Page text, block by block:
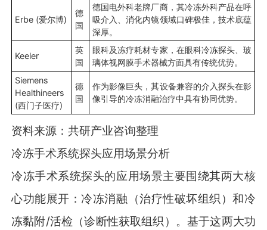
Erbe (爱尔博)
德
国
德国电外科老牌厂商，其冷冻外科产品在呼
吸介入、消化内镜领域口碑极佳，技术底蕴
深厚。
Keeler
英
国
眼科及冻疗耗材专家，在眼科冷冻探头、玻
璃体视网膜手术器械方面具有传统优势。
Siemens
Healthineers
(西门子医疗)
德
国
作为影像巨头，其设备兼容的介入探头在影
像引导的冷冻消融治疗中具有协同优势。
资料来源：共研产业咨询整理
冷冻手术系统探头应用场景分析
冷冻手术系统探头的应用场景主要围绕其两大核
心功能展开：冷冻消融（治疗性破坏组织）和冷
冻黏附/活检（诊断性获取组织）。基于这两大功